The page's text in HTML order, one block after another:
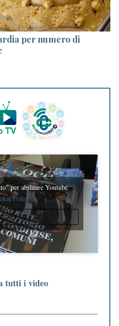
per numero di
per abilitare Youtube
Policy
tutti i video